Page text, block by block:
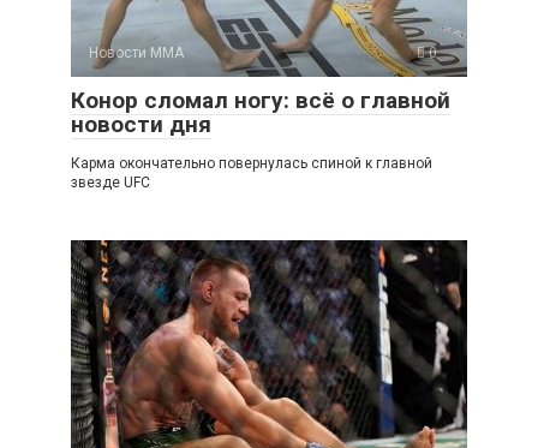
Новости ММА 0
Конор сломал ногу: всё о главной
новости дня
Карма окончательно повернулась спиной к главной
звезде UFC